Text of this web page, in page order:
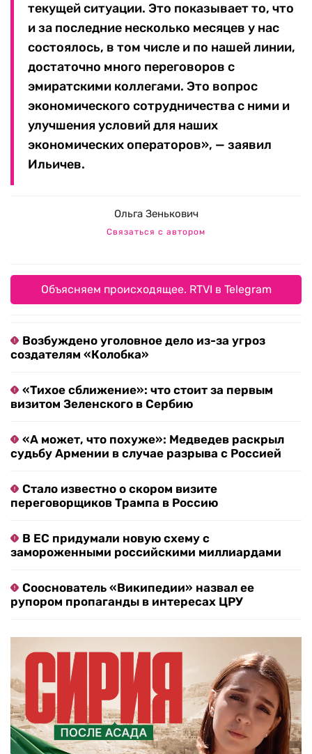
текущей ситуации. Это показывает то, что
и за последние несколько месяцев у нас
состоялось, в том числе и по нашей линии,
достаточно много переговоров с
эмиратскими коллегами. Это вопрос
экономического сотрудничества с ними и
улучшения условий для наших
экономических операторов», — заявил
Ильичев.
Ольга Зенькович
Связаться с автором
Объясняем происходящее. RTVI в Telegram
Возбуждено уголовное дело из-за угроз
создателям «Колобка»
«Тихое сближение»: что стоит за первым
визитом Зеленского в Сербию
«А может, что похуже»: Медведев раскрыл
судьбу Армении в случае разрыва с Россией
Стало известно о скором визите
переговорщиков Трампа в Россию
В ЕС придумали новую схему с
замороженными российскими миллиардами
Сооснователь «Википедии» назвал ее
рупором пропаганды в интересах ЦРУ